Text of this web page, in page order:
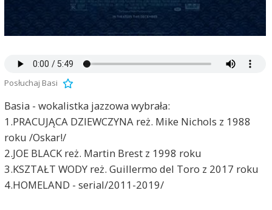
Posłuchaj Basi
Basia - wokalistka jazzowa wybrała:
1.PRACUJĄCA DZIEWCZYNA reż. Mike Nichols z 1988
roku /Oskar!/
2.JOE BLACK reż. Martin Brest z 1998 roku
3.KSZTAŁT WODY reż. Guillermo del Toro z 2017 roku
4.HOMELAND - serial/2011-2019/